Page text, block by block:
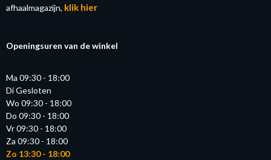
afhaalmagazijn, klik hier
Openingsuren van de winkel
Ma 09:30 - 18:00
Di Gesloten
Wo 09:30 - 18:00
Do 09:30 - 18:00
Vr 09:30 - 18:00
Za 09:30 - 18:00
Zo 13:30 - 18:00